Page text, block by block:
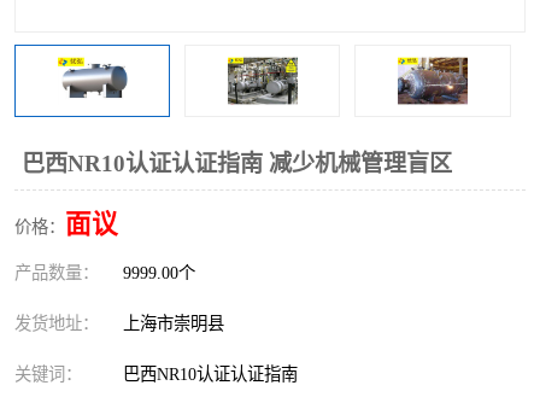
巴西NR10认证认证指南 减少机械管理盲区
价格： 面议
产品数量： 9999.00个
发货地址： 上海市崇明县
关键词： 巴西NR10认证认证指南